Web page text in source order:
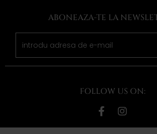
ABONEAZA-TE LA
FOLLOW US ON: